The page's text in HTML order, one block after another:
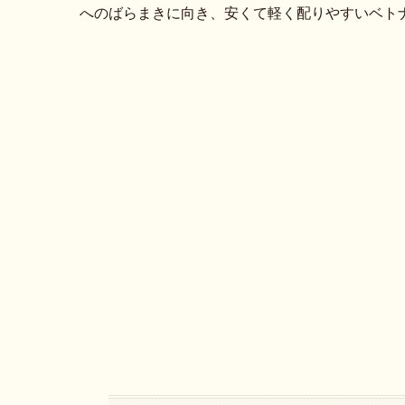
へのばらまきに向き、安くて軽く配りやすいベト